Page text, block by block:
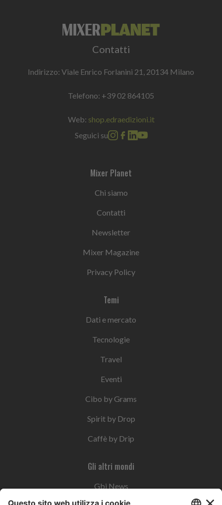
Contatti
Indirizzo: Viale Enrico Forlanini 21, 20134 Milano
Telefono: +39 02 864105
Web: shop.edraedizioni.it
Seguici su
Mixer Planet
Chi siamo
Contatti
Newsletter
Mixer Magazine
Privacy Policy
Temi
Dati e mercato
Tecnologie
Travel
Eventi
Cibo by Grams
Spirit by Drop
Caffè by Drip
Gli altri mondi
Gbi News